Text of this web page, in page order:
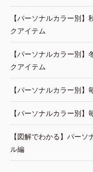
【パーソナルカラー別
クアイテム
【パーソナルカラー別
クアイテム
【パーソナルカラー別
【パーソナルカラー別
【図解でわかる】パー
ル編